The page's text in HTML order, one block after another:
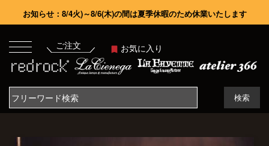
お知らせ：8/4火)～8/6(木)の間は夏季休暇のため休業いたします
ご注文 お気に入り
検索